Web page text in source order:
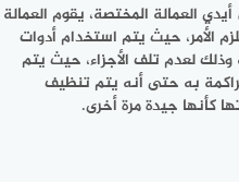
العمالة المختصة، يقوم العمالة
الأمر، حيث يتم استخدام أدوات
لعدم تلف الأجزاء، حيث يتم
به حتى أنه يتم تنظيف
كأنها جيدة مرة أخرى.